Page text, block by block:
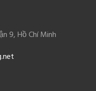
9, Hồ Chí Minh